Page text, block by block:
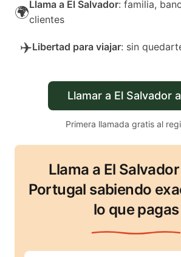
🌍Llama a El Salvador: familia,
clientes
✈️Libertad para viajar: sin
Llamar a El Salvador
Primera llamada gratis al
Llama a El
Portugal sabiendo
lo que pagas